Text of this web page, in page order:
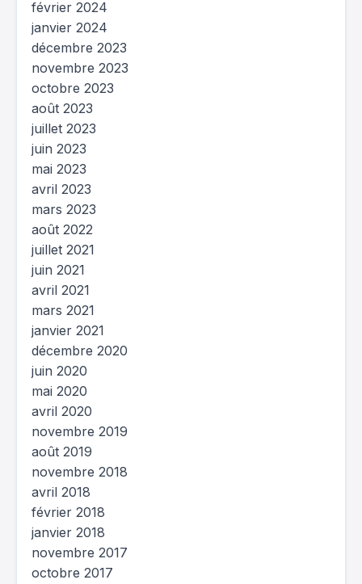
février 2024
janvier 2024
décembre 2023
novembre 2023
octobre 2023
août 2023
juillet 2023
juin 2023
mai 2023
avril 2023
mars 2023
août 2022
juillet 2021
juin 2021
avril 2021
mars 2021
janvier 2021
décembre 2020
juin 2020
mai 2020
avril 2020
novembre 2019
août 2019
novembre 2018
avril 2018
février 2018
janvier 2018
novembre 2017
octobre 2017